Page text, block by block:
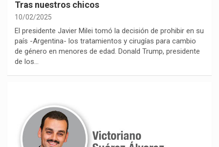
Tras nuestros chicos
10/02/2025
El presidente Javier Milei tomó la decisión de prohibir en su
país -Argentina- los tratamientos y cirugías para cambio
de género en menores de edad. Donald Trump, presidente
de los…